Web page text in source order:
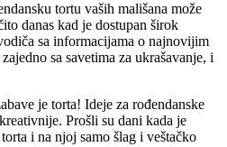
tortu vaših mališana može
danas kad je dostupan širok
sa informacijama o najnovijim
sa savetima za ukrašavanje, i
je torta! Ideje za rođendanske
Prošli su dani kada je
i na njoj samo šlag i veštačko